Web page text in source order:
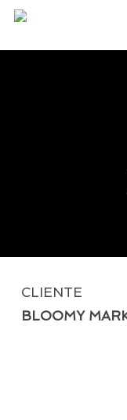
Skip
content
CLIENTE
BLOOMY